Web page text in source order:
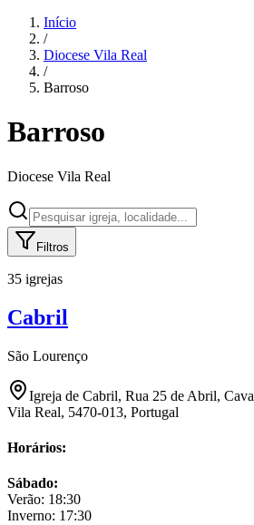
Início
/
Diocese Vila Real
/
Barroso
Barroso
Diocese Vila Real
Filtros
35 igrejas
Cabril
São Lourenço
Igreja de Cabril, Rua 25 de Abril,
Vila Real, 5470-013, Portugal
Horários:
Sábado:
Verão: 18:30
Inverno: 17:30